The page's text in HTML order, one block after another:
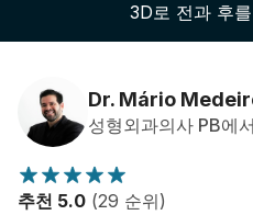
환자 후기
3D로 전과 후
Dr. Mário
성형외과의사 PB에서
추천 5.0 (29 순위)